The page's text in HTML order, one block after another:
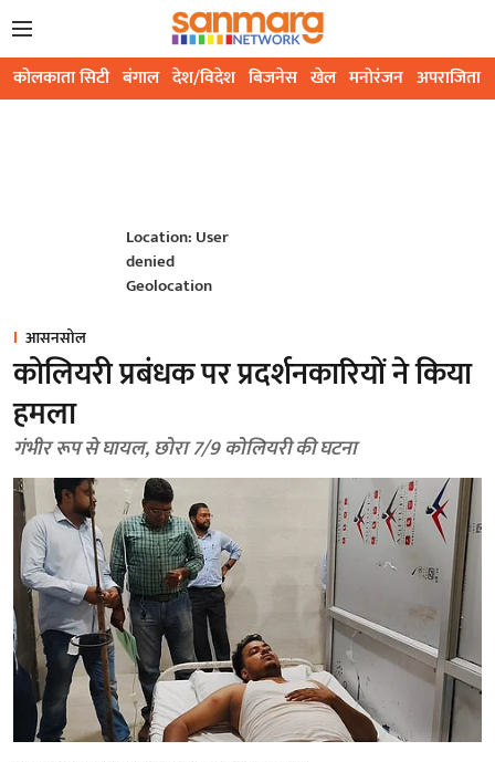
कोलकाता सिटी बंगाल देश/विदेश बिजनेस खेल मनोरंजन अपराजिता
Location: User
denied
Geolocation
आसनसोल
कोलियरी प्रबंधक पर प्रदर्शनकारियों ने किया
हमला
गंभीर रूप से घायल, छोरा 7/9 कोलियरी की घटना